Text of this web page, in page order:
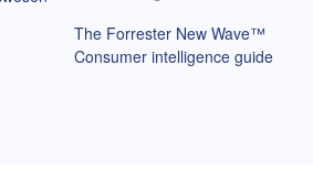
The Forrester New Wave™
Consumer intelligence guide